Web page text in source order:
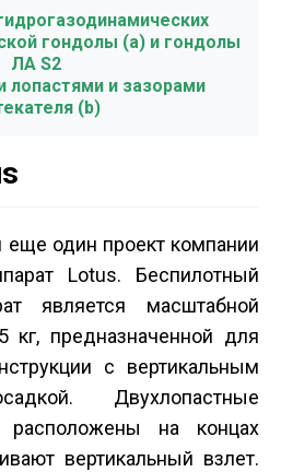
гондолы (a) и гондолы
ЛА S2
и зазорами
(b)
один проект компании
Lotus. Беспилотный
является масштабной
предназначенной для
с вертикальным
Двухлопастные
на концах
вертикальный взлет.